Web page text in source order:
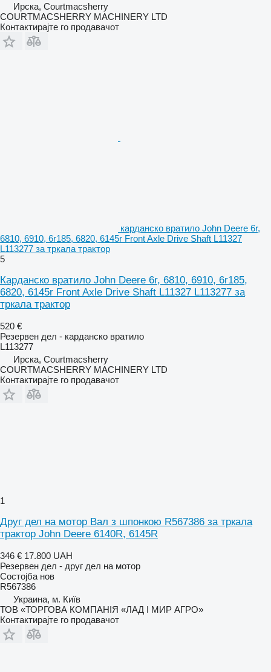
Ирска, Courtmacsherry
COURTMACSHERRY MACHINERY LTD
Контактирајте го продавачот
карданско вратило John Deere 6r,
6810, 6910, 6r185, 6820, 6145r Front Axle Drive Shaft L11327
L113277 за тркала трактор
5
Карданско вратило John Deere 6r, 6810, 6910, 6r185,
6820, 6145r Front Axle Drive Shaft L11327 L113277 за
тркала трактор
520 €
Резервен дел - карданско вратило
L113277
Ирска, Courtmacsherry
COURTMACSHERRY MACHINERY LTD
Контактирајте го продавачот
1
Друг дел на мотор Вал з шпонкою R567386 за тркала
трактор John Deere 6140R, 6145R
346 € 17.800 UAH
Резервен дел - друг дел на мотор
Состојба нов
R567386
Украина, м. Київ
ТОВ «ТОРГОВА КОМПАНІЯ «ЛАД І МИР АГРО»
Контактирајте го продавачот